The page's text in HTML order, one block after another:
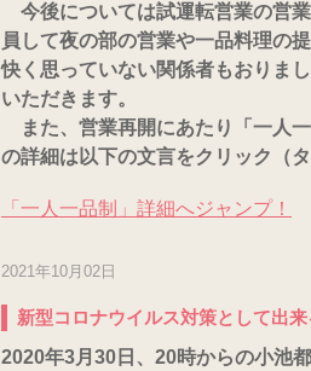
今後については試運転営業の営
員して夜の部の営業や一品料理の
快く思っていない関係者もおりま
いただきます。
また、営業再開にあたり「一人
の詳細は以下の文言をクリック（
「一人一品制」詳細へジャンプ！
2021年10月02日
新型コロナウイルス対策として出来
2020年3月30日、20時からの小池